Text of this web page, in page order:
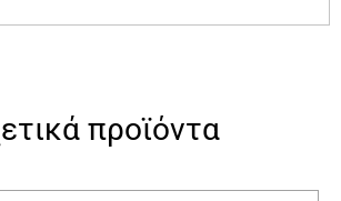
προϊόντα